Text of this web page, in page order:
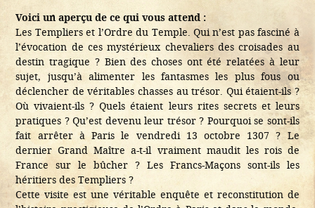
Voici un aperçu de ce qui vous attend :
Les Templiers et l’Ordre du Temple. Qui n’est pas fasciné à
l’évocation de ces mystérieux chevaliers des croisades au
destin tragique ? Bien des choses ont été relatées à leur
sujet, jusqu’à alimenter les fantasmes les plus fous ou
déclencher de véritables chasses au trésor. Qui étaient-ils ?
Où vivaient-ils ? Quels étaient leurs rites secrets et leurs
pratiques ? Qu’est devenu leur trésor ? Pourquoi se sont-ils
fait arrêter à Paris le vendredi 13 octobre 1307 ? Le
dernier Grand Maître a-t-il vraiment maudit les rois de
France sur le bûcher ? Les Francs-Maçons sont-ils les
héritiers des Templiers ?
Cette visite est une véritable enquête et reconstitution de